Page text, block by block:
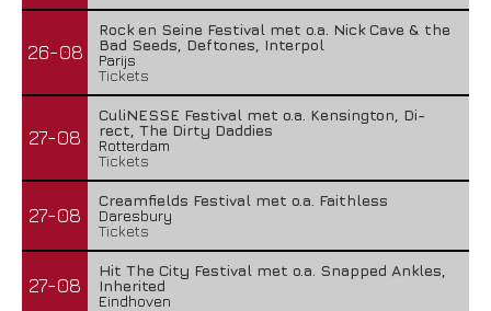
26-08
Rock en Seine Festival met o.a. Nick Cave & the
Bad Seeds, Deftones, Interpol
Parijs
Tickets
27-08
CuliNESSE Festival met o.a. Kensington, Di-
rect, The Dirty Daddies
Rotterdam
Tickets
27-08
Creamfields Festival met o.a. Faithless
Daresbury
Tickets
27-08
Hit The City Festival met o.a. Snapped Ankles,
Inherited
Eindhoven